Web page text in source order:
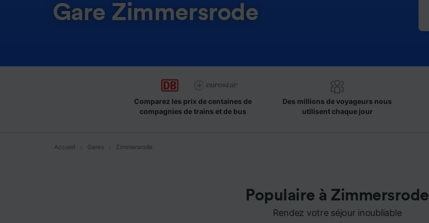
Gare Zimmersrode
Comparez les prix de centaines de
compagnies de trains et de bus
Des millions de voyageurs nous
utilisent chaque jour
Accueil Gares Zimmersrode
Populaire à Zimmersrode
Rendez votre séjour inoubliable